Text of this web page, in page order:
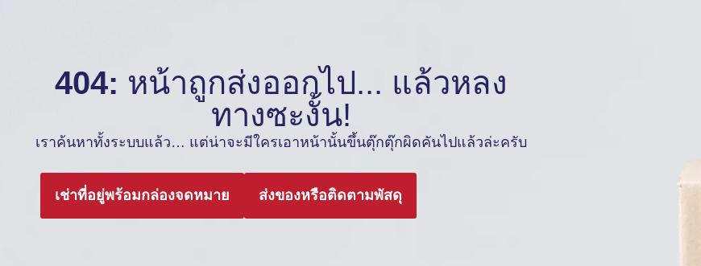
404: หน้าถูกส่งออกไป... แล้วหลง
ทางซะงั้น!
เราค้นหาทั้งระบบแล้ว… แต่น่าจะมีใครเอาหน้านั้นขึ้นตุ๊กตุ๊กผิดคันไปแล้วล่ะครับ
เช่าที่อยู่พร้อมกล่องจดหมาย ส่งของหรือติดตามพัสดุ